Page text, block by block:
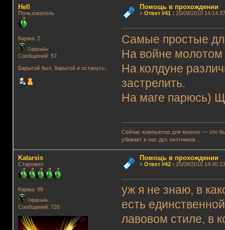
Hell
Пользователь
Карма: 2
Оффлайн
Сообщений: 57
Барыгой был, барыгой и останусь..
Помощь в прохождении
« Ответ #41 : 25/09/2010
Самые простые
На войне молотом
На колдуне
застрелить.
На маге парюсь)
Сейчас компьютер для многих — это
убивает в нас дух охотников...
Katarsis
Старожил
Карма: 99
Оффлайн
Сообщений: 726
Помощь в прохождении
« Ответ #42: 25/09/2010
уж я не знаю, в
есть
лавовом стиле, в